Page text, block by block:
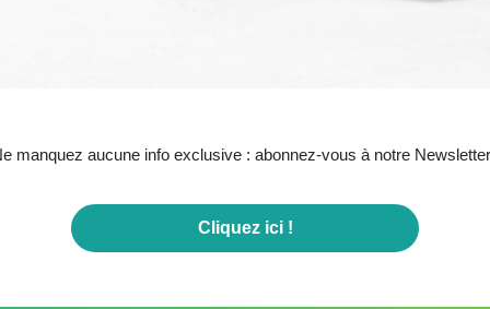
manquez aucune info exclusive : abonnez-vous à notre
Cliquez ici !